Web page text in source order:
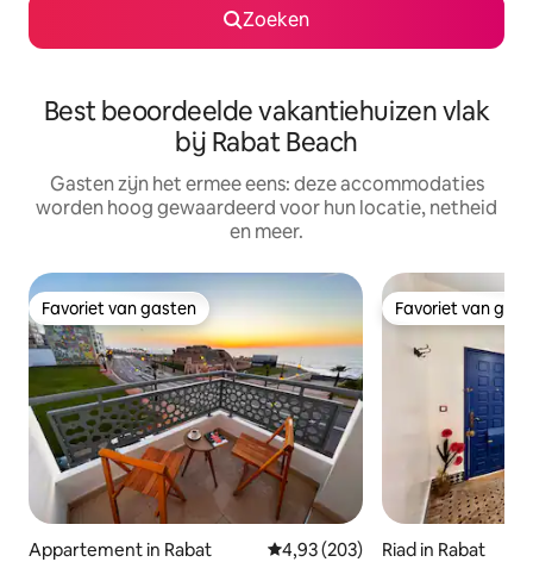
Zoeken
Best beoordeelde vakantiehuizen vlak
bij Rabat Beach
Gasten zijn het ermee eens: deze accommodaties
worden hoog gewaardeerd voor hun locatie, netheid
en meer.
Favoriet van gasten
Favoriet van gasten
Appartement in Rabat Gemiddelde beoordeling van
4,93 (203)
Favoriet van
Favoriet van
Riad in Rabat